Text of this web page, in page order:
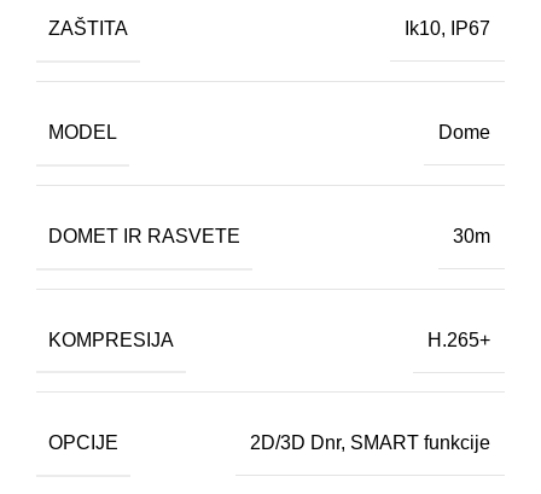
ZAŠTITA Ik10, IP67
MODEL Dome
DOMET IR RASVETE 30m
KOMPRESIJA H.265+
OPCIJE 2D/3D Dnr, SMART funkcije